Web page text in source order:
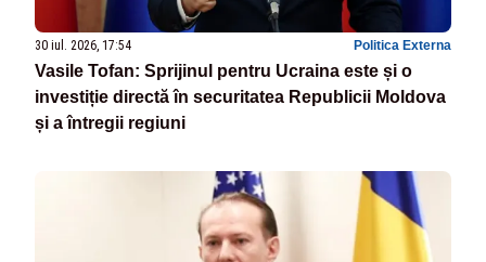
30 iul. 2026, 17:54 Politica Externa
Vasile Tofan: Sprijinul pentru Ucraina este și o
investiție directă în securitatea Republicii Moldova
și a întregii regiuni